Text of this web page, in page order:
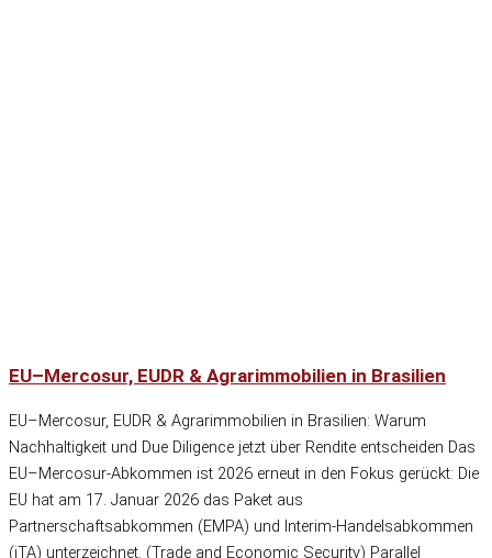
EU–Mercosur, EUDR & Agrarimmobilien in Brasilien
EU–Mercosur, EUDR & Agrarimmobilien in Brasilien: Warum
Nachhaltigkeit und Due Diligence jetzt über Rendite entscheiden Das
EU–Mercosur-Abkommen ist 2026 erneut in den Fokus gerückt: Die
EU hat am 17. Januar 2026 das Paket aus
Partnerschaftsabkommen (EMPA) und Interim-Handelsabkommen
(iTA) unterzeichnet. (Trade and Economic Security) Parallel